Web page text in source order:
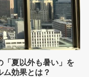
「夏以外も暑い」を
ム効果とは？